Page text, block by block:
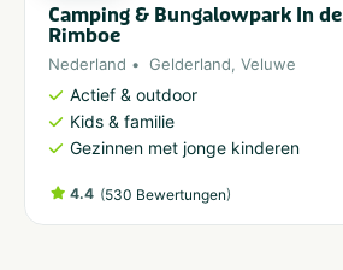
Camping & Bungalowpark In de
Rimboe
Nederland Gelderland, Veluwe
Actief & outdoor
Kids & familie
Gezinnen met jonge kinderen
4.4 (530 Bewertungen)